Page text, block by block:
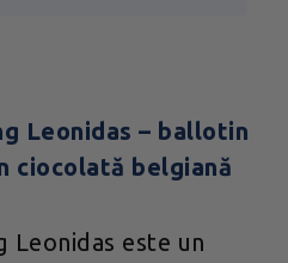
Leonidas – ballotin
ciocolată belgiană
Leonidas este un